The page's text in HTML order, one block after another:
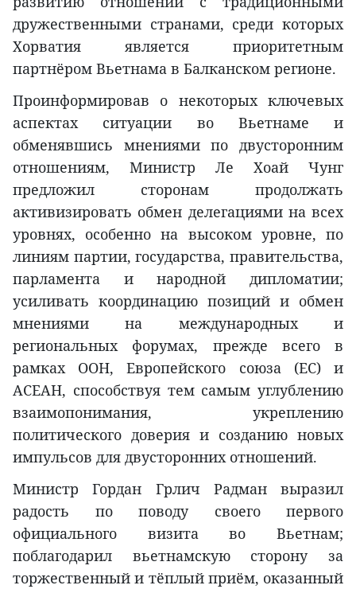
дружественными странами, среди которых
Хорватия является приоритетным
партнёром Вьетнама в Балканском регионе.
Проинформировав о некоторых ключевых
аспектах ситуации во Вьетнаме и
обменявшись мнениями по двусторонним
отношениям, Министр Ле Хоай Чунг
предложил сторонам продолжать
активизировать обмен делегациями на всех
уровнях, особенно на высоком уровне, по
линиям партии, государства, правительства,
парламента и народной дипломатии;
усиливать координацию позиций и обмен
мнениями на международных и
региональных форумах, прежде всего в
рамках ООН, Европейского союза (ЕС) и
АСЕАН, способствуя тем самым углублению
взаимопонимания, укреплению
политического доверия и созданию новых
импульсов для двусторонних отношений.
Министр Гордан Грлич Радман выразил
радость по поводу своего первого
официального визита во Вьетнам;
поблагодарил вьетнамскую сторону за
торжественный и тёплый приём, оказанный